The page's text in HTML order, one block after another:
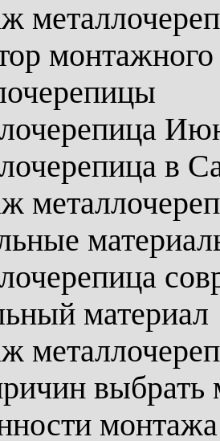
в
материал
выбрать